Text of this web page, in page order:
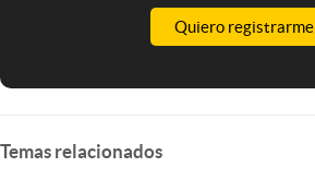
Quiero registrarme
Temas relacionados